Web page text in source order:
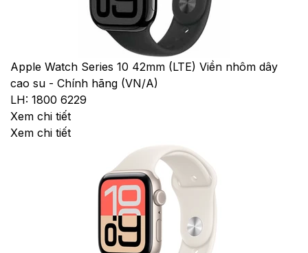
Apple Watch Series 10 42mm (LTE) Viền nhôm dây
cao su - Chính hãng (VN/A)
LH: 1800 6229
Xem chi tiết
Xem chi tiết